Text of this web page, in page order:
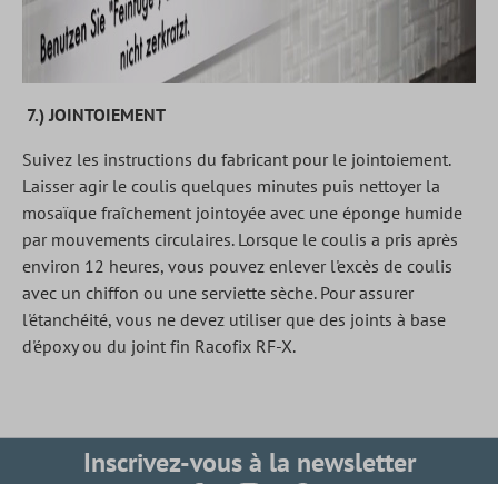
7.) JOINTOIEMENT
Suivez les instructions du fabricant pour le jointoiement.
Laisser agir le coulis quelques minutes puis nettoyer la
mosaïque fraîchement jointoyée avec une éponge humide
par mouvements circulaires. Lorsque le coulis a pris après
environ 12 heures, vous pouvez enlever l'excès de coulis
avec un chiffon ou une serviette sèche. Pour assurer
l'étanchéité, vous ne devez utiliser que des joints à base
d'époxy ou du joint fin Racofix RF-X.
Inscrivez-vous à la newsletter